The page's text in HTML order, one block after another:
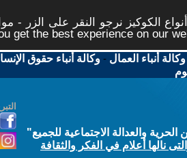
الكوكيز نرجو النقر على الزر -
get the best experience on our
وكالة أنباء العمال -وكالة أنباء حقوق
والعدالة الاجتماعية للجميع"
نالها أعلام في الفكر والثقافة